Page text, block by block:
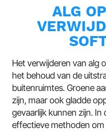
ALG
Het verwijderen van alg
het behoud van de
buitenruimtes. Groene
zijn, maar ook gladde
gevaarlijk kunnen zijn.
effectieve methoden